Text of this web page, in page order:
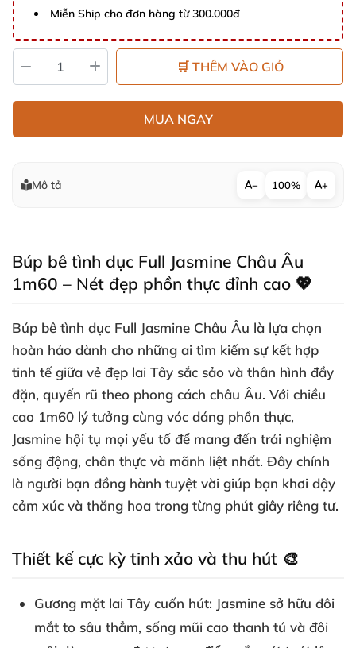
Miễn Ship cho đơn hàng từ 300.000đ
🛒 THÊM VÀO GIỎ
MUA NGAY
Mô tả − 100% +
Búp bê tình dục Full Jasmine Châu Âu
1m60 – Nét đẹp phồn thực đỉnh cao 💖
Búp bê tình dục Full Jasmine Châu Âu là lựa chọn
hoàn hảo dành cho những ai tìm kiếm sự kết hợp
tinh tế giữa vẻ đẹp lai Tây sắc sảo và thân hình đầy
đặn, quyến rũ theo phong cách châu Âu. Với chiều
cao 1m60 lý tưởng cùng vóc dáng phồn thực,
Jasmine hội tụ mọi yếu tố để mang đến trải nghiệm
sống động, chân thực và mãnh liệt nhất. Đây chính
là người bạn đồng hành tuyệt vời giúp bạn khơi dậy
cảm xúc và thăng hoa trong từng phút giây riêng tư.
Thiết kế cực kỳ tinh xảo và thu hút 🎨
Gương mặt lai Tây cuốn hút: Jasmine sở hữu đôi
mắt to sâu thẳm, sống mũi cao thanh tú và đôi